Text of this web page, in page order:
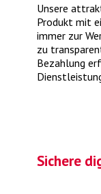
für Ihr
Mit
Sie
Unsere
Produkt mit
immer zur
zu
Bezahlung
Sichere